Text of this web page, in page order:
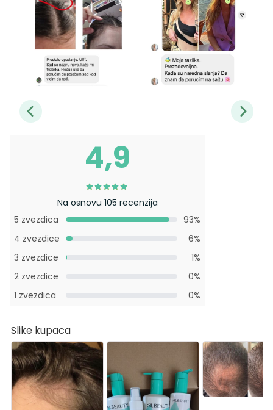
4,9
Na osnovu 105 recenzija
5 zvezdica
93%
4 zvezdice
6%
3 zvezdice
1%
2 zvezdice
0%
1 zvezdica
0%
Slike kupaca